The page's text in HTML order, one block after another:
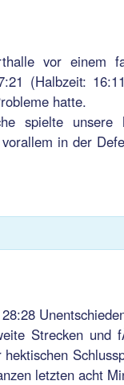
vor einem
(Halbzeit:
hatte.
spielte unsere
in der
Strecken
letzten acht